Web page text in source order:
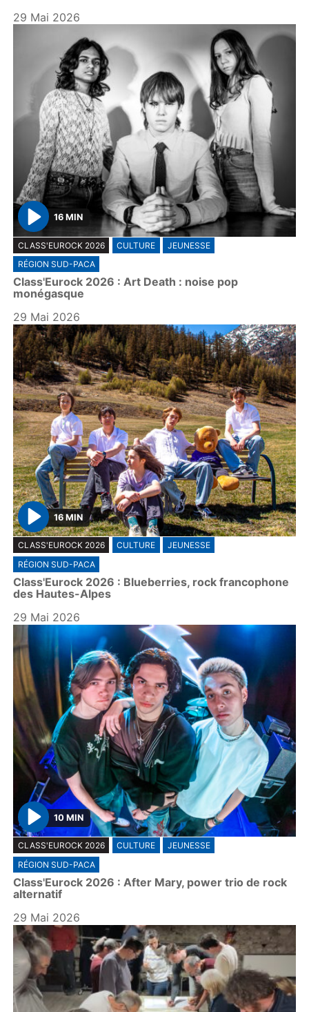
29 Mai 2026
P
l
a
y
16 MIN
CLASS'EUROCK 2026 CULTURE
JEUNESSE
RÉGION SUD-PACA
Class'Eurock 2026 : Art Death : noise pop
monégasque
29 Mai 2026
P
l
a
y
16 MIN
CLASS'EUROCK 2026 CULTURE
JEUNESSE
RÉGION SUD-PACA
Class'Eurock 2026 : Blueberries, rock francophone
des Hautes-Alpes
29 Mai 2026
P
l
a
y
10 MIN
CLASS'EUROCK 2026 CULTURE
JEUNESSE
RÉGION SUD-PACA
Class'Eurock 2026 : After Mary, power trio de rock
alternatif
29 Mai 2026